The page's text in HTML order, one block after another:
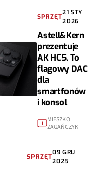
SPRZĘT
21 STY
2026
Astell&Kern
prezentuje
AK HC5. To
flagowy DAC
dla
smartfonów
i konsol
1
MIESZKO
ZAGAŃCZYK
SPRZĘT
09 GRU
2025